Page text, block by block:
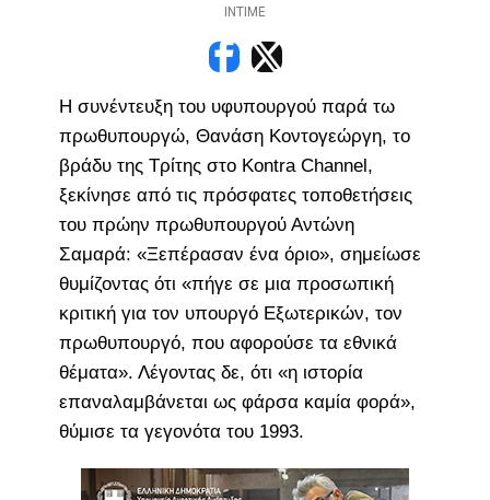
INTIME
Η συνέντευξη του υφυπουργού παρά τω
πρωθυπουργώ, Θανάση Κοντογεώργη, το
βράδυ της Τρίτης στο Kontra Channel,
ξεκίνησε από τις πρόσφατες τοποθετήσεις
του πρώην πρωθυπουργού Αντώνη
Σαμαρά: «Ξεπέρασαν ένα όριο», σημείωσε
θυμίζοντας ότι «πήγε σε μια προσωπική
κριτική για τον υπουργό Εξωτερικών, τον
πρωθυπουργό, που αφορούσε τα εθνικά
θέματα». Λέγοντας δε, ότι «η ιστορία
επαναλαμβάνεται ως φάρσα καμία φορά»,
θύμισε τα γεγονότα του 1993.